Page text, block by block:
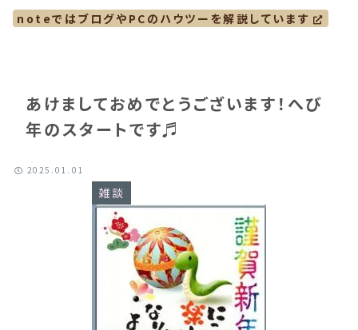
あけましておめでとうございます！へび
年のスタートです♬
雑談
2025.01.01
noteではブログやPCのハウツーを解説しています